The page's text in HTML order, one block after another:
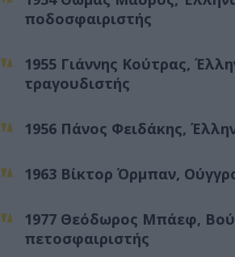
ποδοσφαιριστής
1955 Γιάννης Κούτρας,
τραγουδιστής
1956 Πάνος Φειδάκης,
1963 Βίκτορ Όρμπαν,
1977 Θεόδωρος Μπάεφ,
πετοσφαιριστής